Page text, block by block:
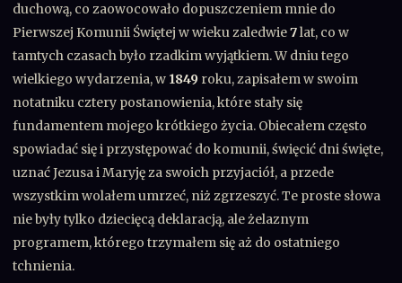
duchową, co zaowocowało dopuszczeniem mnie do
Pierwszej Komunii Świętej w wieku zaledwie7lat, co w
tamtych czasach było rzadkim wyjątkiem. W dniu tego
wielkiego wydarzenia, w 1849 roku, zapisałem w swoim
notatniku cztery postanowienia, które stały się
fundamentem mojego krótkiego życia. Obiecałem często
spowiadać się i przystępować do komunii, święcić dni święte,
uznać Jezusa i Maryję za swoich przyjaciół, a przede
wszystkim wolałem umrzeć, niż zgrzeszyć. Te proste słowa
nie były tylko dziecięcą deklaracją, ale żelaznym
programem, którego trzymałem się aż do ostatniego
tchnienia.